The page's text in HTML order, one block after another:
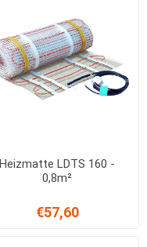
Heizmatte LDTS 160 -
0,8m²
€57,60